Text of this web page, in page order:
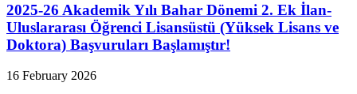
2025-26 Akademik Yılı Bahar Dönemi 2. Ek İlan-
Uluslararası Öğrenci Lisansüstü (Yüksek Lisans ve
Doktora) Başvuruları Başlamıştır!
16 February 2026